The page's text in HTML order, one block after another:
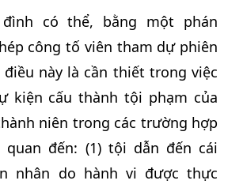
có thể, bằng một phán
công tố viên tham dự phiên
này là cần thiết trong việc
kiện cấu thành tội phạm của
niên trong các trường hợp
quan đến: (1) tội dẫn đến cái
nhân do hành vi được thực